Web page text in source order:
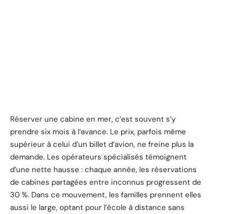
Réserver une cabine en mer, c’est souvent s’y
prendre six mois à l’avance. Le prix, parfois même
supérieur à celui d’un billet d’avion, ne freine plus la
demande. Les opérateurs spécialisés témoignent
d’une nette hausse : chaque année, les réservations
de cabines partagées entre inconnus progressent de
30 %. Dans ce mouvement, les familles prennent elles
aussi le large, optant pour l’école à distance sans